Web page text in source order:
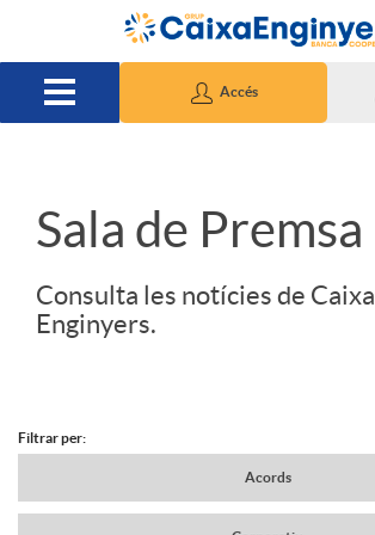
Salta al contingut principal
Accés
S
d
Sala de Premsa
Consulta les notícies de Caixa
Enginyers.
N
Filtrar per:
Acords